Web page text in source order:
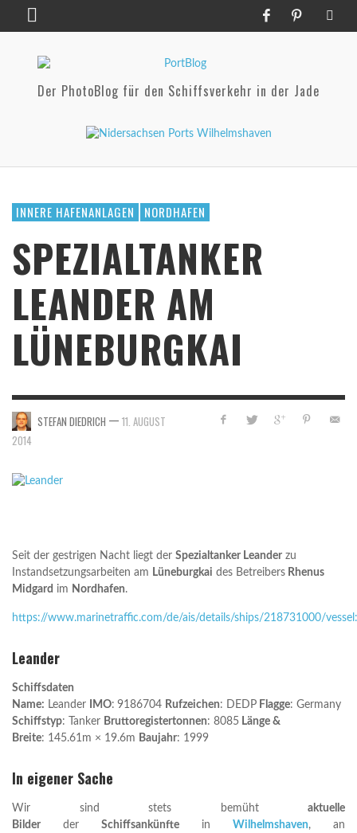
Der PhotoBlog für den Schiffsverkehr in der Jade
INNERE HAFENANLAGEN NORDHAFEN
SPEZIALTANKER
LEANDER AM
LÜNEBURGKAI
STEFAN DIEDRICH — 11. AUGUST
2014
Seit der gestrigen Nacht liegt der Spezialtanker Leander zu
Instandsetzungsarbeiten am Lüneburgkai des Betreibers Rhenus
Midgard im Nordhafen.
https://www.marinetraffic.com/de/ais/details/ships/218731000/
Leander
Schiffsdaten
Name: Leander IMO: 9186704 Rufzeichen: DEDP Flagge: Germany
Schiffstyp: Tanker Bruttoregistertonnen: 8085 Länge &
Breite: 145.61m × 19.6m Baujahr: 1999
In eigener Sache
Wir sind stets bemüht aktuelle
Bilder der Schiffsankünfte in Wilhelmshaven, an